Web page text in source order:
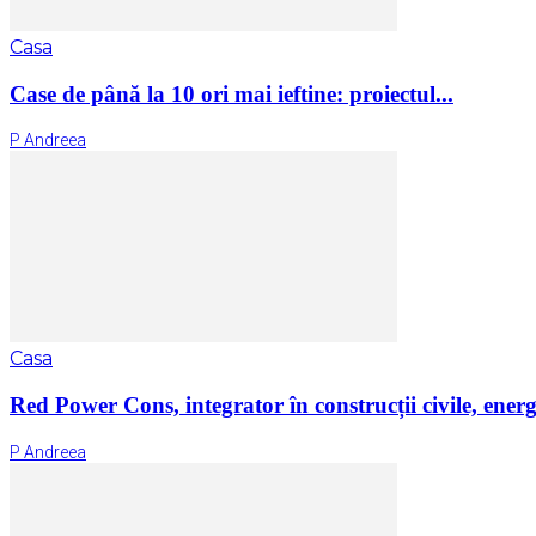
Casa
Case de până la 10 ori mai ieftine: proiectul...
P Andreea
Casa
Red Power Cons, integrator în construcții civile,
P Andreea